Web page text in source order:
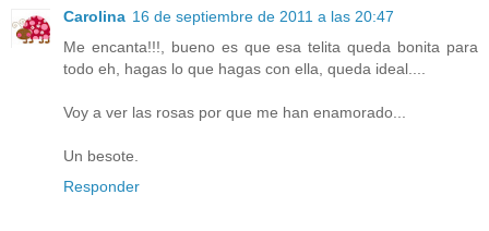
Carolina 16 de septiembre de 2011 a las 20:47
Me encanta!!!, bueno es que esa telita queda bonita para
todo eh, hagas lo que hagas con ella, queda ideal....
Voy a ver las rosas por que me han enamorado...
Un besote.
Responder